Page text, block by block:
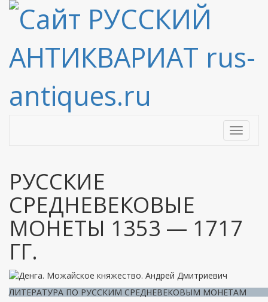
Toggle
РУССКИЕ
СРЕДНЕВЕКОВЫЕ
МОНЕТЫ 1353 — 1717
ГГ.
ЛИТЕРАТУРА ПО РУССКИМ СРЕДНЕВЕКОВЫМ МОНЕТАМ